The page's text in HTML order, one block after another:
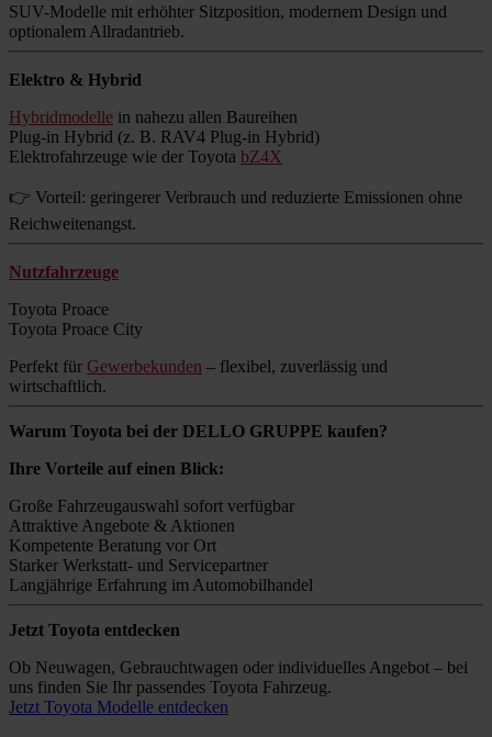
SUV-Modelle mit erhöhter Sitzposition, modernem Design und
optionalem Allradantrieb.
Elektro & Hybrid
Hybridmodelle in nahezu allen Baureihen
Plug-in Hybrid (z. B. RAV4 Plug-in Hybrid)
Elektrofahrzeuge wie der Toyota bZ4X
👉 Vorteil: geringerer Verbrauch und reduzierte Emissionen ohne
Reichweitenangst.
Nutzfahrzeuge
Toyota Proace
Toyota Proace City
Perfekt für Gewerbekunden – flexibel, zuverlässig und
wirtschaftlich.
Warum Toyota bei der DELLO GRUPPE kaufen?
Ihre Vorteile auf einen Blick:
Große Fahrzeugauswahl sofort verfügbar
Attraktive Angebote & Aktionen
Kompetente Beratung vor Ort
Starker Werkstatt- und Servicepartner
Langjährige Erfahrung im Automobilhandel
Jetzt Toyota entdecken
Ob Neuwagen, Gebrauchtwagen oder individuelles Angebot – bei
uns finden Sie Ihr passendes Toyota Fahrzeug.
Jetzt Toyota Modelle entdecken